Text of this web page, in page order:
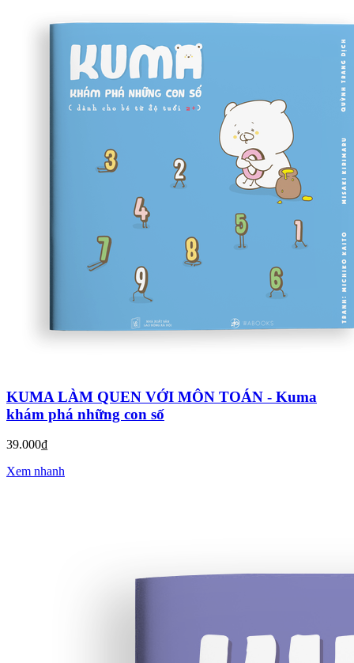
KUMA LÀM QUEN VỚI MÔN TOÁN - Kuma
khám phá những con số
39.000₫
Xem nhanh